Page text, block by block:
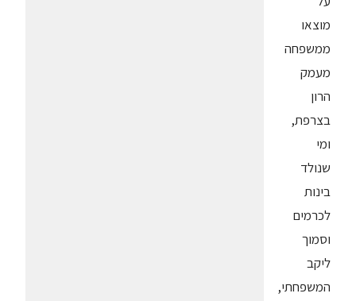
מוצאו
ממשפחה
מעמק
הרון
בצרפת,
ומי
שנולד
בינות
לכרמים
וסמוך
ליקב
המשפחתי,